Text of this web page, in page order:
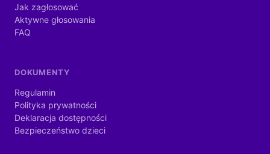
Jak zagłosować
Aktywne głosowania
FAQ
DOKUMENTY
Regulamin
Polityka prywatności
Deklaracja dostępności
Bezpieczeństwo dzieci